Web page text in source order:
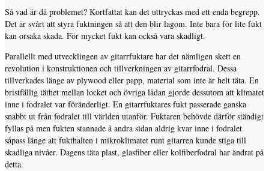
Så vad är då problemet? Kortfattat kan det uttryckas med ett enda begrepp.
Det är svårt att styra fuktningen så att den blir lagom. Inte bara för lite fukt
kan orsaka skada. För mycket fukt kan också vara skadligt.
Parallellt med utvecklingen av gitarrfuktare har det nämligen skett en
revolution i konstruktionen och tillverkningen av gitarrfodral. Dessa
tillverkades länge av plywood eller papp, material som inte är helt täta. En
bristfällig täthet mellan locket och övriga lådan gjorde dessutom att klimatet
inne i fodralet var föränderligt. En gitarrfuktares fukt passerade ganska
snabbt ut från fodralet till världen utanför. Fuktaren behövde därför ständigt
fyllas på men fukten stannade å andra sidan aldrig kvar inne i fodralet
såpass länge att fukthalten i mikroklimatet runt gitarren kunde stiga till
skadliga nivåer. Dagens täta plast, glasfiber eller kolfiberfodral har ändrat på
detta.